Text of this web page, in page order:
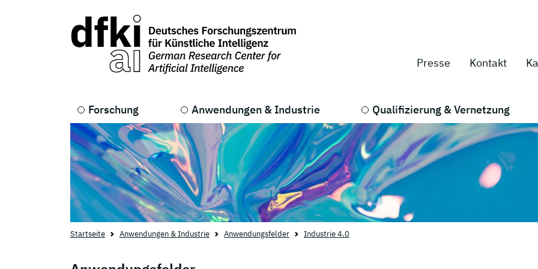
Presse Kontakt
Forschung Anwendungen & Industrie Qualifizierung & Vernetzung
Startseite Anwendungen & Industrie Anwendungsfelder Industrie 4.0